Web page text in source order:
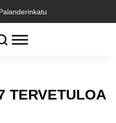
TERVETULOA